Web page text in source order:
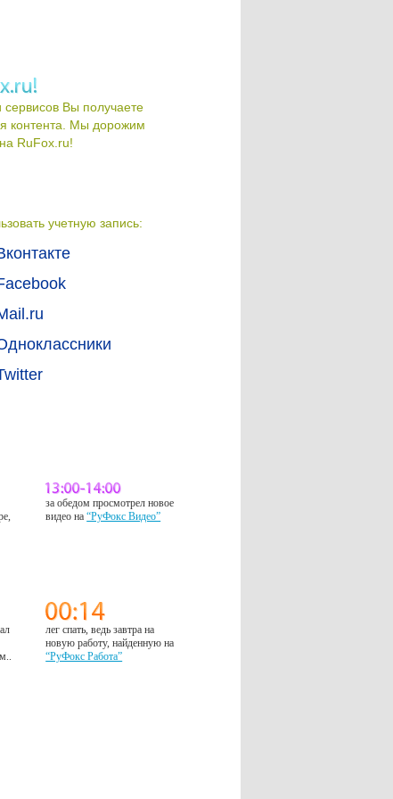
сервисов Вы получаете
контента. Мы дорожим
RuFox.ru!
учетную запись:
за обедом просмотрел новое
видео на“РуФокс Видео”
лег спать, ведь завтра на
новую работу, найденную на
“РуФокс Работа”